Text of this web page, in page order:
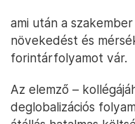
ami után a
növekedést és
forintárfolyamot vár.
Az elemző –
deglobalizációs